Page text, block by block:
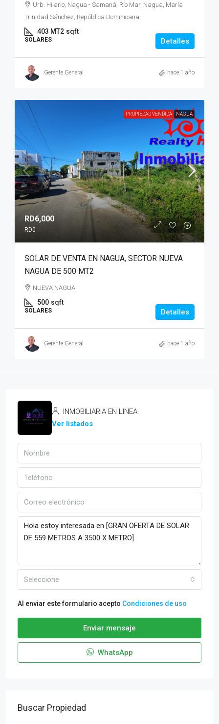
Urb. Hilario, Nagua - Samaná, Río Mar, Nagua, María
Trinidad Sánchez, República Dominicana
403 MT2 sqft
SOLARES Detalles
Gerente General hace 1 año
PROPIEDAD VENDIDA NAGUA
RD6,000
RD0
SOLAR DE VENTA EN NAGUA, SECTOR NUEVA
NAGUA DE 500 MT2
NUEVA NAGUA
500 sqft
SOLARES Detalles
Gerente General hace 1 año
INMOBILIARIA EN LINEA
Ver listados
Seleccione
Al enviar este formulario acepto Condiciones de uso
Enviar mensaje
WhatsApp
Buscar Propiedad